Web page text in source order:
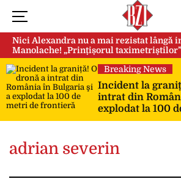
Nici Alexandra nu a mai rezistat lângă
Manolache! „Prințișorul
după doi ani de căsnicie
Breaking News
Incident la
intrat din
explodat la 100
frontieră
adrian severin